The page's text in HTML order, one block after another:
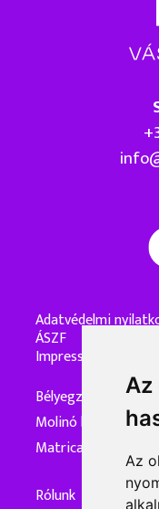
Az
Az
Rólunk
Bélyegzőkészítés
Molinó készítés
Matrica készítés
Adatvédelmi
ÁSZF
Impresszum